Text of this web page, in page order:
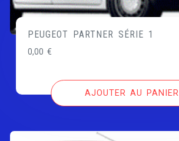
PEUGEOT PARTNER SÉRIE 1
0,00€
AJOUTER AU PANIER